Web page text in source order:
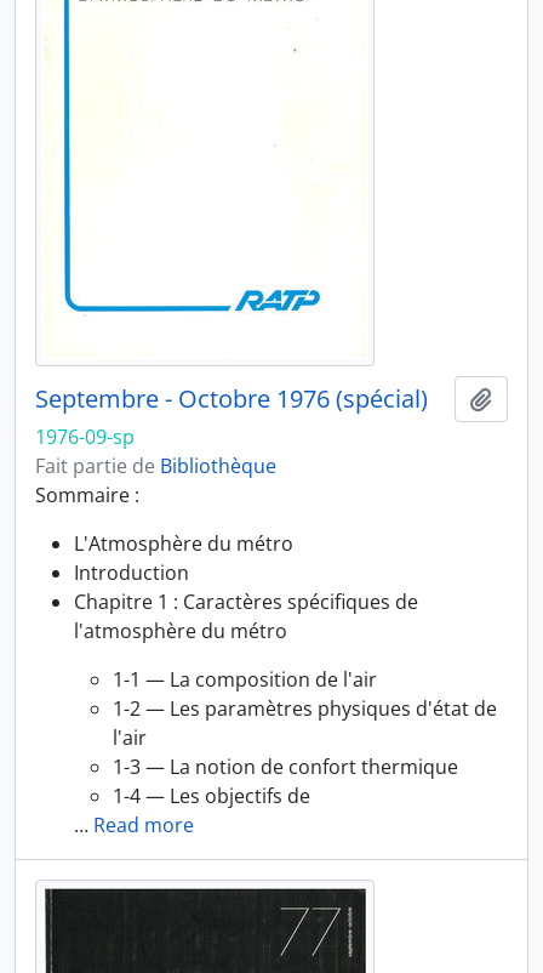
Septembre - Octobre 1976 (spécial)
1976-09-sp
Fait partie de Bibliothèque
Sommaire :
L'Atmosphère du métro
Introduction
Chapitre 1 : Caractères spécifiques de
l'atmosphère du métro
1-1 — La composition de l'air
1-2 — Les paramètres physiques d'état de
l'air
1-3 — La notion de confort thermique
1-4 — Les objectifs de
… Read more